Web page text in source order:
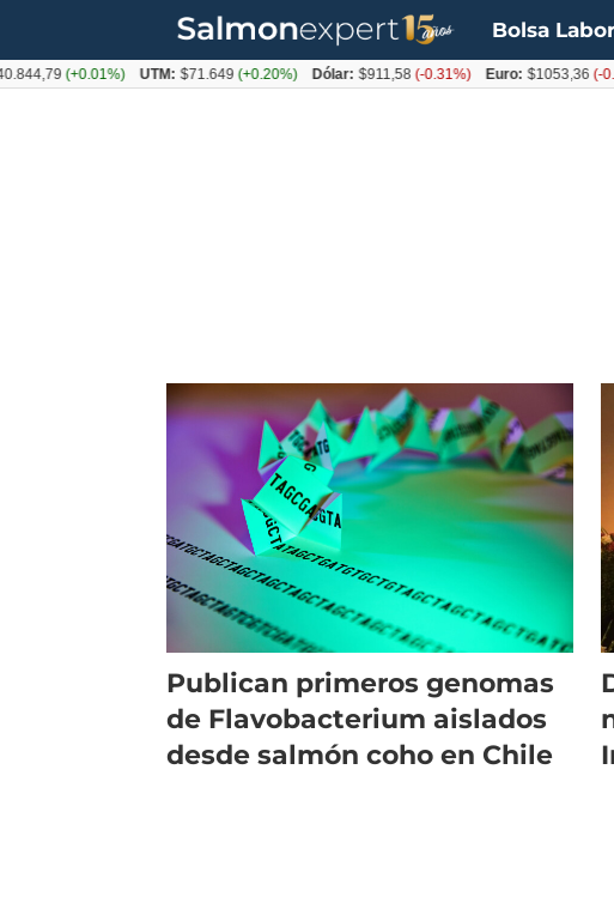
Bolsa
Tag:
Publican primeros genomas
de Flavobacterium aislados
desde salmón coho en Chile
(+0.01%) UTM: $71.649(+0.20%) Dólar: $911,58(-0.31%) Euro: $1053,36(-